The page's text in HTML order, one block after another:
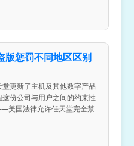
惩罚不同地区区别
更新了主机及其他数字产品
份公司与用户之间的约束性
美国法律允许任天堂完全禁